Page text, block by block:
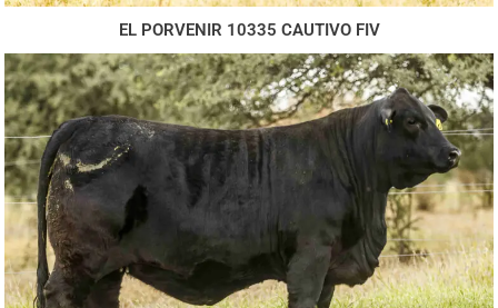
EL PORVENIR 10335 CAUTIVO FIV